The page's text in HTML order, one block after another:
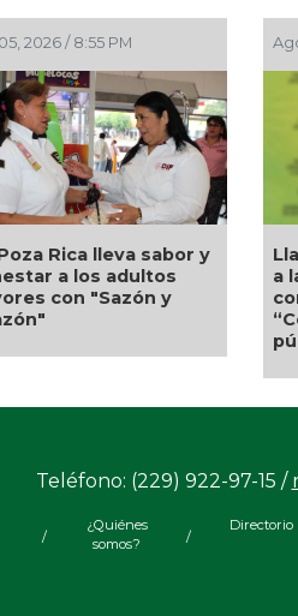
Ago 05, 2026 / 2:59 PM
Llama Gobierno Municipal
a la sana convivencia:
continuarán operativos
“Cero Alcohol” en vía
Teléfono: (229) 922-97-15 /
/
¿Quiénes
somos?
/
Directorio